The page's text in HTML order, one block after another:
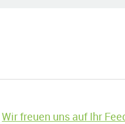
Wir freuen uns auf Ihr